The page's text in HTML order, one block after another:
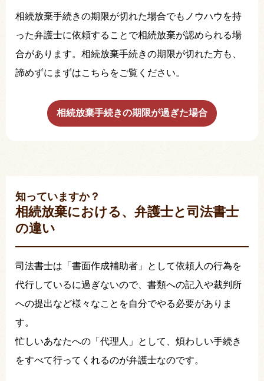
相続放棄手続きの期限が切れた場合でもノウハウを持
った弁護士に依頼することで相続放棄が認められる場
合があります。相続放棄手続きの期限が切れた方も、
諦めずにまずはこちらをご覧ください。
相続放棄手続きの期限が過ぎた場合
知っていますか？
相続放棄における、弁護士と司法書士
の違い
司法書士は「書面作成補助者」として依頼人の行為を
代行しているに過ぎないので、書類への記入や裁判所
への提出など様々なことを自分でやる必要がありま
す。
忙しいあなたへの「代理人」として、煩わしい手続き
をすべて行ってくれるのが弁護士なのです。